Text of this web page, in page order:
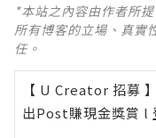
*本站之內容由作者所
所有博客的立場、真實
任。
【 U Creator 招募 】
出Post賺現金獎賞 l